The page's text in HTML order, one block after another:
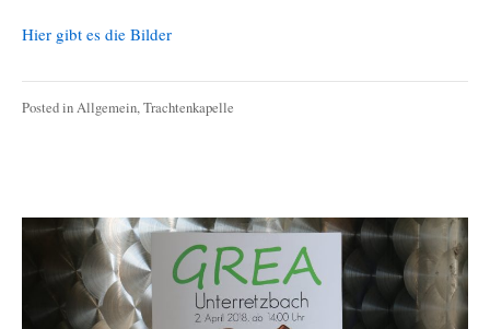
Hier gibt es die Bilder
Posted inAllgemein,Trachtenkapelle